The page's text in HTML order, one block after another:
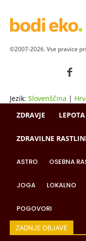
©2007-2026. Vse pravice
Jezik: Slovenščina |
ZDRAVJE
LEPOTA
ZDRAVILNE
ASTRO OSEBNA
JOGA LOKALNO
POGOVORI
ZADNJE OBJAVE